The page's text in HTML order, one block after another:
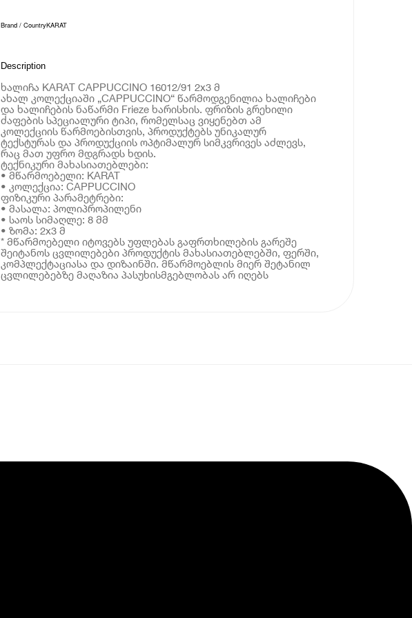
Brand / CountryKARAT
Description
ხალიჩა KARAT CAPPUCCINO 16012/91 2x3 მ
ახალ კოლექციაში „CAPPUCCINO“ წარმოდგენილია ხალიჩები
და ხალიჩების ნაწარმი Frieze ხარისხის. ფრიზის გრეხილი
ძაფების სპეციალური ტიპი, რომელსაც ვიყენებთ ამ
კოლექციის წარმოებისთვის, პროდუქტებს უნიკალურ
ტექსტურას და პროდუქციის ოპტიმალურ სიმკვრივეს აძლევს,
რაც მათ უფრო მდგრადს ხდის.
ტექნიკური მახასიათებლები:
• მწარმოებელი: KARAT
• კოლექცია: CAPPUCCINO
ფიზიკური პარამეტრები:
• მასალა: პოლიპროპილენი
• საოს სიმაღლე: 8 მმ
• ზომა: 2x3 მ
* მწარმოებელი იტოვებს უფლებას გაფრთხილების გარეშე
შეიტანოს ცვლილებები პროდუქტის მახასიათებლებში, ფერში,
კომპლექტაციასა და დიზაინში. მწარმოებლის მიერ შეტანილ
ცვლილებებზე მაღაზია პასუხისმგებლობას არ იღებს